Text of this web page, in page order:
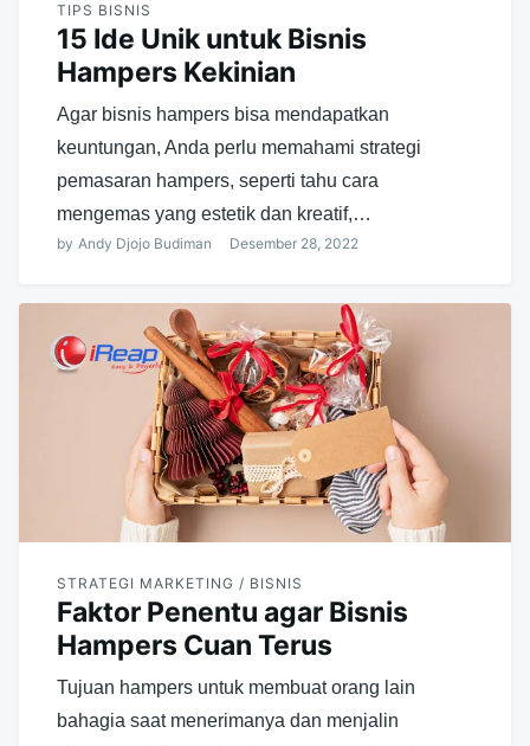
TIPS BISNIS
15 Ide Unik untuk Bisnis
Hampers Kekinian
Agar bisnis hampers bisa mendapatkan
keuntungan, Anda perlu memahami strategi
pemasaran hampers, seperti tahu cara
mengemas yang estetik dan kreatif,…
by Andy Djojo Budiman Desember 28, 2022
STRATEGI MARKETING / BISNIS
Faktor Penentu agar Bisnis
Hampers Cuan Terus
Tujuan hampers untuk membuat orang lain
bahagia saat menerimanya dan menjalin